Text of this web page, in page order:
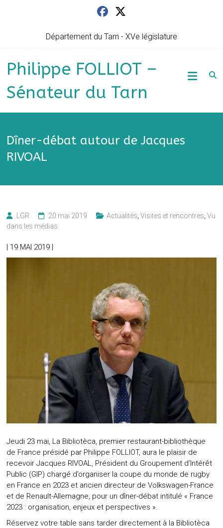
Département du Tarn - XVe législature
Philippe FOLLIOT –
Sénateur du Tarn
Dîner-débat autour de Jacques
RIVOAL
LGR 20 mai 2019 Actualités ,Visites et rencontres ,Vu
dans les médias
| 19 MAI 2019 |
Jeudi 23 mai, La Bibliotèca, premier restaurant-bibliothèque
de France présidé par Philippe FOLLIOT, aura le plaisir de
recevoir Jacques RIVOAL, Président du Groupement d’Intérêt
Public (GIP) chargé d’organiser la coupe du monde de rugby
en France en 2023 et ancien directeur de Volkswagen-France
et de Renault-Allemagne, pour un dîner-débat intitulé « France
2023 : organisation, enjeux et perspectives ».
Réservez votre table sans tarder directement à la Bibliotèca